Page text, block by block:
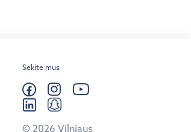
Sekite mus
© 2026 Vilniaus